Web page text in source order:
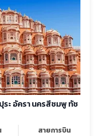
ะ อัครา นครสีชมพู ทัช
สายการบิน